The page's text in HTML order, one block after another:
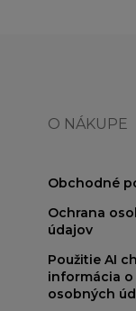
O NÁKUPE
Obchodné
Ochrana
údajov
Použitie AI
informácia
osobných